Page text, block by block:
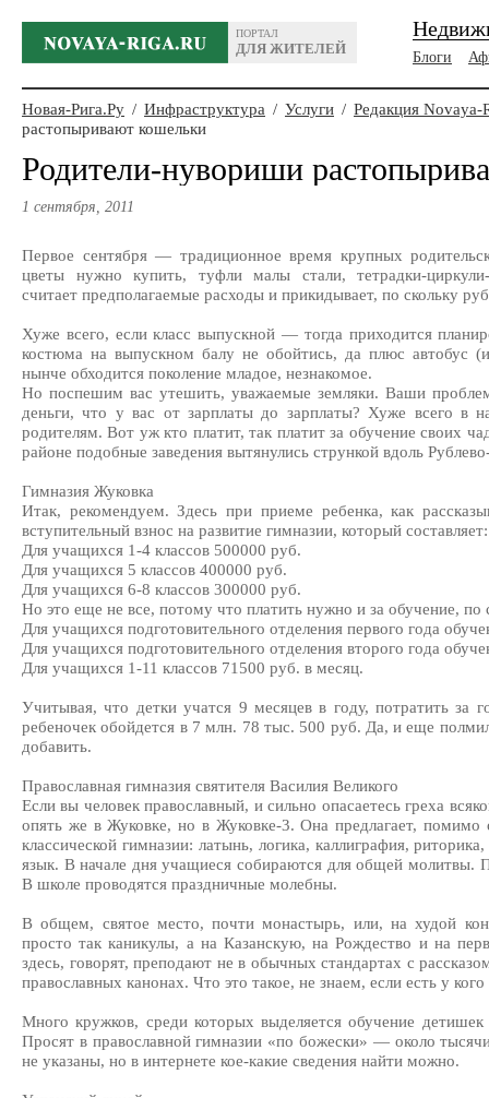
ПОРТАЛ
ДЛЯ ЖИТЕЛЕЙ
Блоги
Новая-Рига.Ру / Инфраструктура / Услуги / Редакция Novaya-
растопыривают кошельки
Родители-нувориши
1 сентября, 2011
Первое сентября — традиционное время крупных
цветы нужно купить, туфли малы стали, тетрадки-
считает предполагаемые расходы и прикидывает, по скольку
Хуже всего, если класс выпускной — тогда приходится
костюма на выпускном балу не обойтись, да плюс автобус
нынче обходится поколение младое, незнакомое.
Но поспешим вас утешить, уважаемые земляки. Ваши
деньги, что у вас от зарплаты до зарплаты? Хуже всего в
родителям. Вот уж кто платит, так платит за обучение своих
районе подобные заведения вытянулись стрункой вдоль
Гимназия Жуковка
Итак, рекомендуем. Здесь при приеме ребенка, как
вступительный взнос на развитие гимназии, который составляет:
Для учащихся 1-4 классов 500000 руб.
Для учащихся 5 классов 400000 руб.
Для учащихся 6-8 классов 300000 руб.
Но это еще не все, потому что платить нужно и за обучение,
Для учащихся подготовительного отделения первого года
Для учащихся подготовительного отделения второго года
Для учащихся 1-11 классов 71500 руб. в месяц.
Учитывая, что детки учатся 9 месяцев в году, потратить за
ребеночек обойдется в 7 млн. 78 тыс. 500 руб. Да, и еще
добавить.
Православная гимназия святителя Василия Великого
Если вы человек православный, и сильно опасаетесь греха
опять же в Жуковке, но в Жуковке-3. Она предлагает,
классической гимназии: латынь, логика, каллиграфия,
язык. В начале дня учащиеся собираются для общей молитвы.
В школе проводятся праздничные молебны.
В общем, святое место, почти монастырь, или, на худой
просто так каникулы, а на Казанскую, на Рождество и на
здесь, говорят, преподают не в обычных стандартах с
православных канонах. Что это такое, не знаем, если есть у
Много кружков, среди которых выделяется обучение
Просят в православной гимназии «по божески» — около
не указаны, но в интернете кое-какие сведения найти можно.